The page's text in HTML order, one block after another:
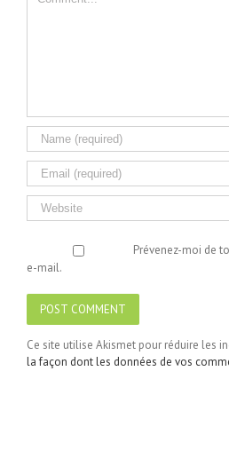
Prévenez-moi de
e-mail.
Ce site utilise Akismet pour réduire les
la façon dont les données de vos